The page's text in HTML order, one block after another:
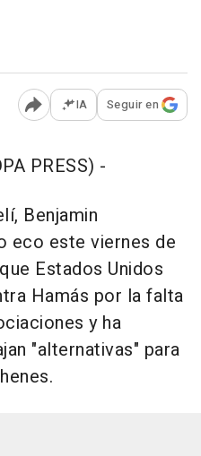
Abrir opciones para
IA Seguir en
PRESS) -
Benjamin
eco este viernes de
Estados Unidos
Hamás por la falta
y ha
"alternativas" para